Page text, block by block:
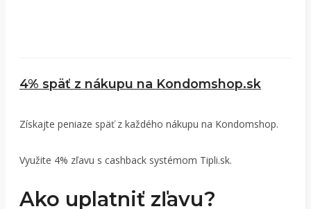
4% späť z nákupu na Kondomshop.sk
Získajte peniaze späť z každého nákupu na Kondomshop.
Využite 4% zľavu s cashback systémom Tipli.sk.
Ako uplatniť zľavu?